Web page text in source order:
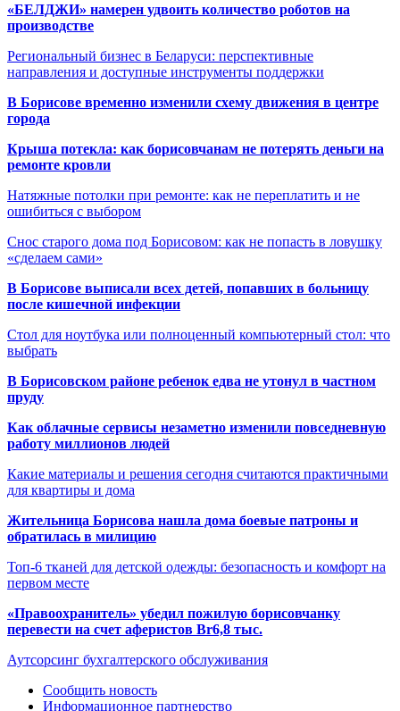
«БЕЛДЖИ» намерен удвоить количество роботов на
производстве
Региональный бизнес в Беларуси: перспективные
направления и доступные инструменты поддержки
В Борисове временно изменили схему движения в центре
города
Крыша потекла: как борисовчанам не потерять деньги на
ремонте кровли
Натяжные потолки при ремонте: как не переплатить и не
ошибиться с выбором
Снос старого дома под Борисовом: как не попасть в ловушку
«сделаем сами»
В Борисове выписали всех детей, попавших в больницу
после кишечной инфекции
Стол для ноутбука или полноценный компьютерный стол: что
выбрать
В Борисовском районе ребенок едва не утонул в частном
пруду
Как облачные сервисы незаметно изменили повседневную
работу миллионов людей
Какие материалы и решения сегодня считаются практичными
для квартиры и дома
Жительница Борисова нашла дома боевые патроны и
обратилась в милицию
Топ-6 тканей для детской одежды: безопасность и комфорт на
первом месте
«Правоохранитель» убедил пожилую борисовчанку
перевести на счет аферистов Br6,8 тыс.
Аутсорсинг бухгалтерского обслуживания
Сообщить новость
Информационное партнерство